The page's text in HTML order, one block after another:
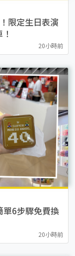
限定生日表演
20小時前
6步驟免費換
20小時前